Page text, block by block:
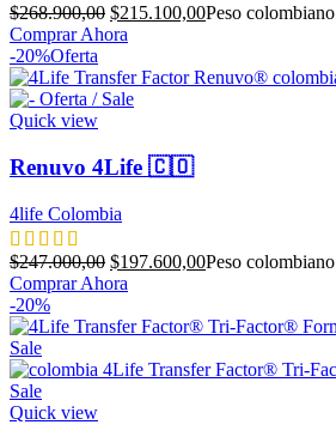
$268.900,00 El
precio
era:
$268.900,00.
$215.100,00El
es:
Peso colombiano
Comprar Ahora
-20%Oferta
Quick view
Renuvo 4Life 🇨🇴
4life Colombia
$247.000,00 El
precio
era:
$197.600,00El
es:
Peso colombiano
Comprar Ahora
-20%
Quick view